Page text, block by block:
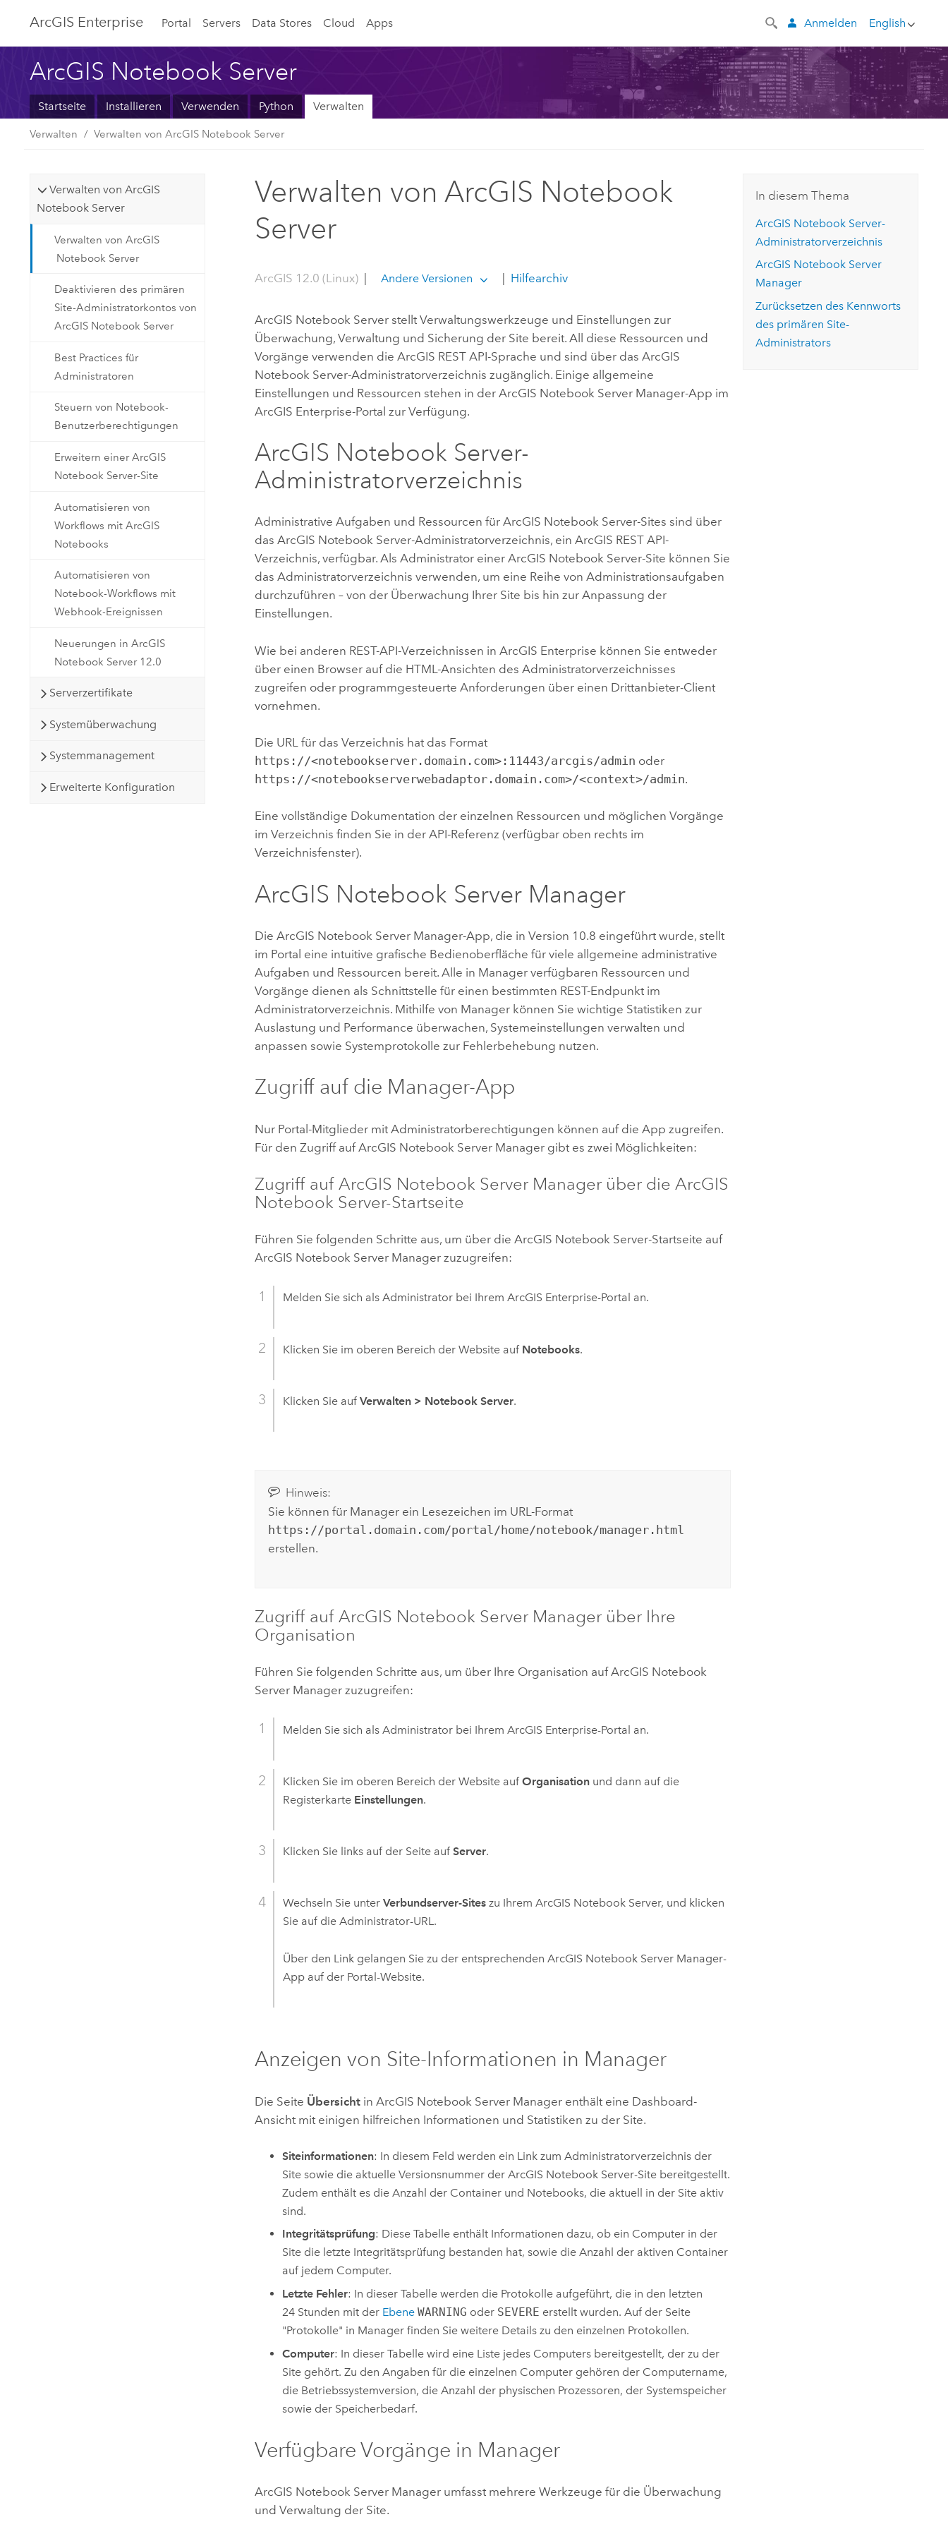
ArcGIS Enterprise Portal Servers Data Stores Cloud Apps English
Anmelden
ArcGIS Notebook Server
Startseite Installieren Verwenden Python Verwalten
Verwalten Verwalten von ArcGIS Notebook Server
Verwalten von ArcGIS
Notebook Server
Verwalten von ArcGIS
Notebook Server
Deaktivieren des primären
Site-Administratorkontos von
ArcGIS Notebook Server
Best Practices für
Administratoren
Steuern von Notebook-
Benutzerberechtigungen
Erweitern einer ArcGIS
Notebook Server-Site
Automatisieren von
Workflows mit ArcGIS
Notebooks
Automatisieren von
Notebook-Workflows mit
Webhook-Ereignissen
Neuerungen in ArcGIS
Notebook Server 12.0
Serverzertifikate
Systemüberwachung
Systemmanagement
Erweiterte Konfiguration
Verwalten von ArcGIS Notebook
Server
ArcGIS 12.0 (Linux) | Andere Versionen | Hilfearchiv
ArcGIS Notebook Server stellt Verwaltungswerkzeuge und Einstellungen zur
Überwachung, Verwaltung und Sicherung der Site bereit. All diese Ressourcen und
Vorgänge verwenden dieArcGIS REST API-Sprache und sind über dasArcGIS
Notebook Server-Administratorverzeichnis zugänglich. Einige allgemeine
Einstellungen und Ressourcen stehen in derArcGIS Notebook Server Manager-App im
ArcGIS Enterprise-Portal zur Verfügung.
ArcGIS Notebook Server-
Administratorverzeichnis
Administrative Aufgaben und Ressourcen fürArcGIS Notebook Server-Sites sind über
dasArcGIS Notebook Server-Administratorverzeichnis, einArcGIS REST API-
Verzeichnis, verfügbar. Als Administrator einerArcGIS Notebook Server-Site können Sie
das Administratorverzeichnis verwenden, um eine Reihe von Administrationsaufgaben
durchzuführen – von der Überwachung Ihrer Site bis hin zur Anpassung der
Einstellungen.
Wie bei anderen REST-API-Verzeichnissen inArcGIS Enterprise können Sie entweder
über einen Browser auf die HTML-Ansichten des Administratorverzeichnisses
zugreifen oder programmgesteuerte Anforderungen über einen Drittanbieter-Client
vornehmen.
Die URL für das Verzeichnis hat das Format
https://<notebookserver.domain.com>:11443/arcgis/admin oder
https://<notebookserverwebadaptor.domain.com>/<context>/admin.
Eine vollständige Dokumentation der einzelnen Ressourcen und möglichen Vorgänge
im Verzeichnis finden Sie in der API-Referenz (verfügbar oben rechts im
Verzeichnisfenster).
ArcGIS Notebook Server Manager
DieArcGIS Notebook Server Manager-App, die in Version 10.8 eingeführt wurde, stellt
im Portal eine intuitive grafische Bedienoberfläche für viele allgemeine administrative
Aufgaben und Ressourcen bereit. Alle in Manager verfügbaren Ressourcen und
Vorgänge dienen als Schnittstelle für einen bestimmten REST-Endpunkt im
Administratorverzeichnis. Mithilfe von Manager können Sie wichtige Statistiken zur
Auslastung und Performance überwachen, Systemeinstellungen verwalten und
anpassen sowie Systemprotokolle zur Fehlerbehebung nutzen.
Zugriff auf die Manager-App
Nur Portal-Mitglieder mit Administratorberechtigungen können auf die App zugreifen.
Für den Zugriff aufArcGIS Notebook Server Manager gibt es zwei Möglichkeiten:
Zugriff aufArcGIS Notebook Server Manager über dieArcGIS
Notebook Server-Startseite
Führen Sie folgenden Schritte aus, um über dieArcGIS Notebook Server-Startseite auf
ArcGIS Notebook Server Manager zuzugreifen:
Melden Sie sich als Administrator bei IhremArcGIS Enterprise-Portal an.
Klicken Sie im oberen Bereich der Website auf Notebooks.
Klicken Sie aufVerwalten > Notebook Server.
Hinweis:
Sie können für Manager ein Lesezeichen im URL-Format
https://portal.domain.com/portal/home/notebook/manager.html
erstellen.
Zugriff aufArcGIS Notebook Server Manager über Ihre
Organisation
Führen Sie folgenden Schritte aus, um über Ihre Organisation aufArcGIS Notebook
Server Manager zuzugreifen:
Melden Sie sich als Administrator bei IhremArcGIS Enterprise-Portal an.
Klicken Sie im oberen Bereich der Website aufOrganisation und dann auf die
Registerkarte Einstellungen.
Klicken Sie links auf der Seite aufServer.
Wechseln Sie unterVerbundserver-Sites zu IhremArcGIS Notebook Server, und klicken
Sie auf die Administrator-URL.
Über den Link gelangen Sie zu der entsprechendenArcGIS Notebook Server Manager-
App auf der Portal-Website.
Anzeigen von Site-Informationen in Manager
Die Seite Übersicht inArcGIS Notebook Server Manager enthält eine Dashboard-
Ansicht mit einigen hilfreichen Informationen und Statistiken zu der Site.
Siteinformationen: In diesem Feld werden ein Link zum Administratorverzeichnis der
Site sowie die aktuelle Versionsnummer der ArcGIS Notebook Server-Site bereitgestellt.
Zudem enthält es die Anzahl der Container und Notebooks, die aktuell in der Site aktiv
sind.
Integritätsprüfung: Diese Tabelle enthält Informationen dazu, ob ein Computer in der
Site die letzte Integritätsprüfung bestanden hat, sowie die Anzahl der aktiven Container
auf jedem Computer.
Letzte Fehler: In dieser Tabelle werden die Protokolle aufgeführt, die in den letzten
24 Stunden mit der Ebene WARNING oder SEVERE erstellt wurden. Auf der Seite
"Protokolle" in Manager finden Sie weitere Details zu den einzelnen Protokollen.
Computer: In dieser Tabelle wird eine Liste jedes Computers bereitgestellt, der zu der
Site gehört. Zu den Angaben für die einzelnen Computer gehören der Computername,
die Betriebssystemversion, die Anzahl der physischen Prozessoren, der Systemspeicher
sowie der Speicherbedarf.
Verfügbare Vorgänge in Manager
ArcGIS Notebook Server Manager umfasst mehrere Werkzeuge für die Überwachung
und Verwaltung der Site.
In diesem Thema
ArcGIS Notebook Server-
Administratorverzeichnis
ArcGIS Notebook Server
Manager
Zurücksetzen des Kennworts
des primären Site-
Administrators